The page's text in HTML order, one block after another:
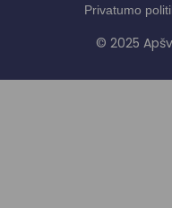
Privatumo
© 2025